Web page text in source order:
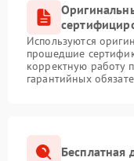
Используются
прошедшие
корректную работу
гарантийных
Бесплатная